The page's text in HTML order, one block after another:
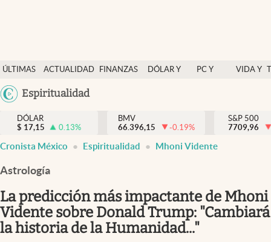
ÚLTIMAS
NOTICIAS
ACTUALIDAD
FINANZAS
DÓLAR Y
PC Y
VIDA Y
México
Espiritualidad
Actualidad
Finanzas y economía
Dólar y mercados
Pc y celular
Vida y estilo
DÓLAR
$ 17,15 0.13%
BMV
66.396,15
-0.19%
S&P 500
7709,96
Cronista México Espiritualidad Mhoni Vidente
Astrología
La predicción más impactante de Mhoni
Vidente sobre Donald Trump: "Cambiará
la historia de la Humanidad..."